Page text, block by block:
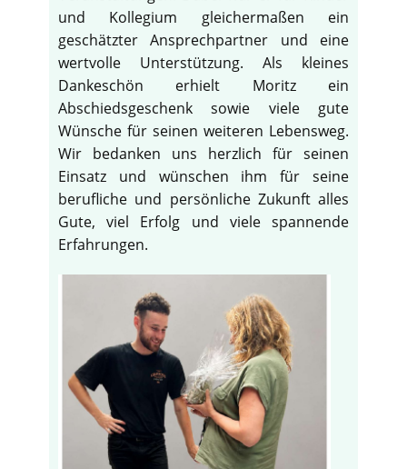
und Kollegium gleichermaßen ein
geschätzter Ansprechpartner und eine
wertvolle Unterstützung. Als kleines
Dankeschön erhielt Moritz ein
Abschiedsgeschenk sowie viele gute
Wünsche für seinen weiteren Lebensweg.
Wir bedanken uns herzlich für seinen
Einsatz und wünschen ihm für seine
berufliche und persönliche Zukunft alles
Gute, viel Erfolg und viele spannende
Erfahrungen.